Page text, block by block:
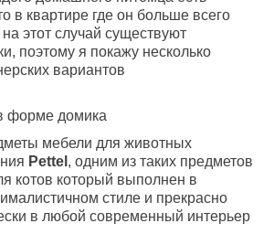
в квартире где он больше всего
этот случай существуют
поэтому я покажу несколько
вариантов
форме домика
мебели для животных
Pettel , одним из таких предметов
котов который выполнен в
стиле и прекрасно
в любой современный интерьер